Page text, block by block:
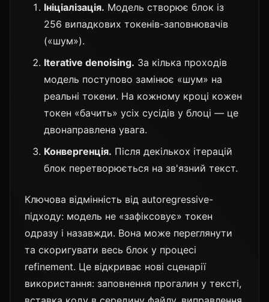
Ініціалізація. Модель створює блок із
256 випадкових токенів-заповнювачів
(«шум»).
Iterative denoising. За кілька проходів
модель поступово замінює «шум» на
реальні токени. На кожному кроці кожен
токен «бачить» усіх сусідів у блоці — це
двонаправлена увага.
Конвергенція. Після декількох ітерацій
блок перетворюється на зв'язний текст.
Ключова відмінність від autoregressive-
підходу: модель не «зафіксовує» токен
одразу і назавжди. Вона може переглянути
та скоригувати весь блок у процесі
refinement. Це відкриває нові сценарії
використання: заповнення прогалин у тексті,